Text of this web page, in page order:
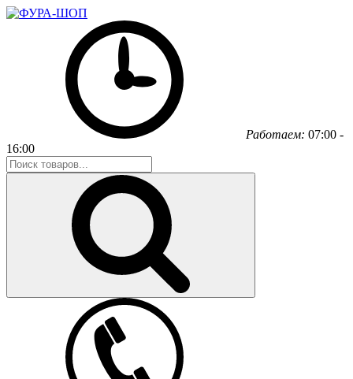
Работаем: 07:00 -
16:00